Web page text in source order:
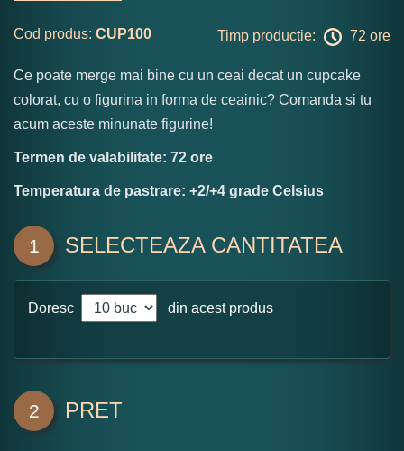
Cod produs: CUP100 Timp productie: 72 ore
Ce poate merge mai bine cu un ceai decat un cupcake
colorat, cu o figurina in forma de ceainic? Comanda si tu
acum aceste minunate figurine!
Termen de valabilitate: 72 ore
Temperatura de pastrare: +2/+4 grade Celsius
1 SELECTEAZA CANTITATEA
Doresc din acest produs
2 PRET